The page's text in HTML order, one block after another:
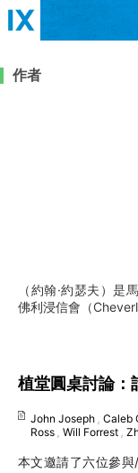
福音傳講與宣
西班牙語
烏茲別克語
韓語
作者
（約翰·約瑟夫）
佛利浸信會（
植堂圓桌討論：
John Joseph , Caleb
Ross , Will Forrest ,
本文邀請了六位參